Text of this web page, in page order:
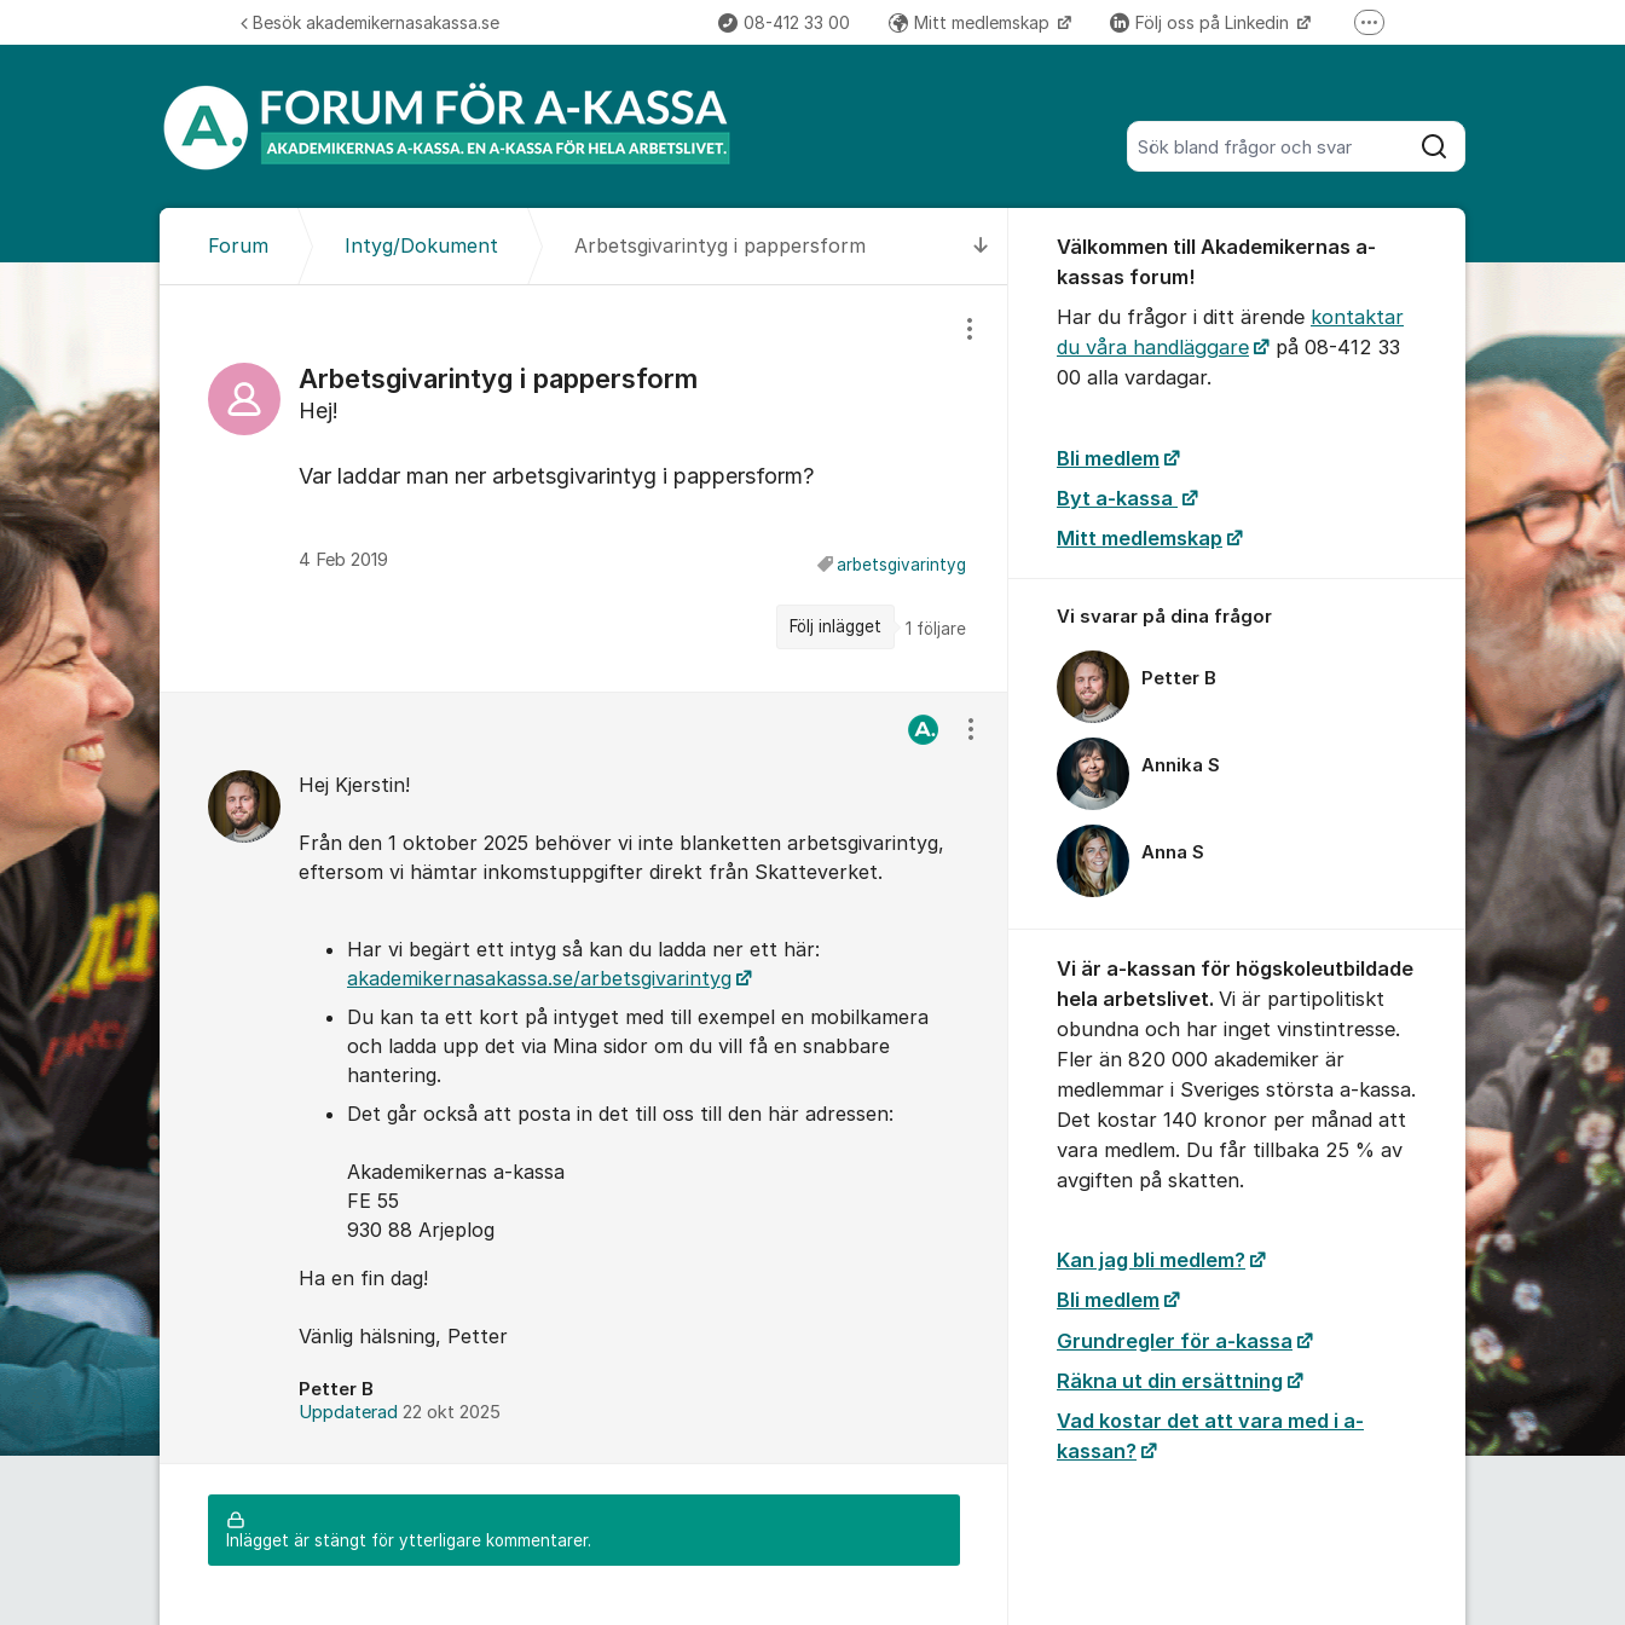
Sök bland alla inlägg
Sök
Besök akademikernasakassa.se 08-412 33 00 Mitt medlemskap Följ oss på Linkedin Fler supportlänkar
Till senaste kommentaren
Forum Intyg/Dokument Arbetsgivarintyg i pappersform
Arbetsgivarintyg i pappersform
Visa/dölj inställningar för inlägg/kommentar
Hej!
Var laddar man ner arbetsgivarintyg i pappersform?
4 Feb 2019 arbetsgivarintyg
Följ inlägget 1 följare
Hej Kjerstin!
Från den 1 oktober 2025 behöver vi inte blanketten arbetsgivarintyg,
eftersom vi hämtar inkomstuppgifter direkt från Skatteverket.
Har vi begärt ett intyg så kan du ladda ner ett här:
akademikernasakassa.se/arbetsgivarintyg
Du kan ta ett kort på intyget med till exempel en mobilkamera
och ladda upp det via Mina sidor om du vill få en snabbare
hantering.
Det går också att posta in det till oss till den här adressen:
Akademikernas a-kassa
FE 55
930 88 Arjeplog
Ha en fin dag!
Vänlig hälsning, Petter
Petter B
Uppdaterad 22 okt 2025
Visa/dölj inställningar för inlägg/kommentar
Inlägget är stängt för ytterligare kommentarer.
Välkommen till Akademikernas a-
kassas forum!
Har du frågor i ditt ärende kontaktar
du våra handläggare
på 08-412 33
00 alla vardagar.
Bli medlem
Byt a-kassa
Mitt medlemskap
Vi svarar på dina frågor
Petter B
Annika S
Anna S
Vi är a-kassan för högskoleutbildade
hela arbetslivet. Vi är partipolitiskt
obundna och har inget vinstintresse.
Fler än 820 000 akademiker är
medlemmar i Sveriges största a-kassa.
Det kostar 140 kronor per månad att
vara medlem. Du får tillbaka 25 % av
avgiften på skatten.
Kan jag bli medlem?
Bli medlem
Grundregler för a-kassa
Räkna ut din ersättning
Vad kostar det att vara med i a-
kassan?